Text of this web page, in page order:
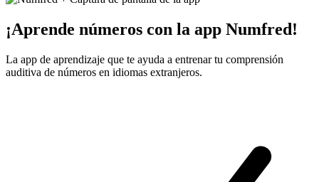
¡Aprende números con la app Numfred!
La app de aprendizaje que te ayuda a entrenar tu comprensión
auditiva de números en idiomas extranjeros.